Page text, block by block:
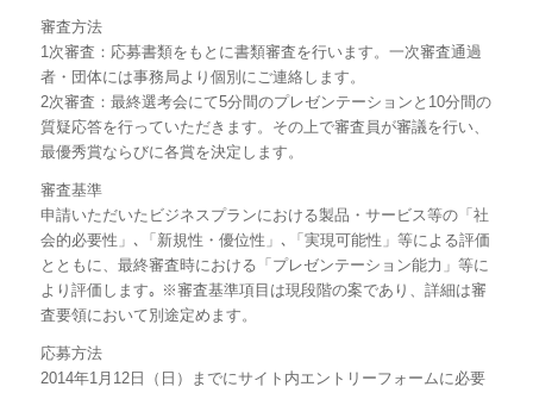
審査方法
1次審査：応募書類をもとに書類審査を行います。一次審査通過
者・団体には事務局より個別にご連絡します。
2次審査：最終選考会にて5分間のプレゼンテーションと10分間の
質疑応答を行っていただきます。その上で審査員が審議を行い、
最優秀賞ならびに各賞を決定します。
審査基準
申請いただいたビジネスプランにおける製品・サービス等の「社
会的必要性」､「新規性・優位性」､「実現可能性」等による評価
とともに、最終審査時における「プレゼンテーション能力」等に
より評価します｡ ※審査基準項目は現段階の案であり、詳細は審
査要領において別途定めます。
応募方法
2014年1月12日（日）までにサイト内エントリーフォームに必要